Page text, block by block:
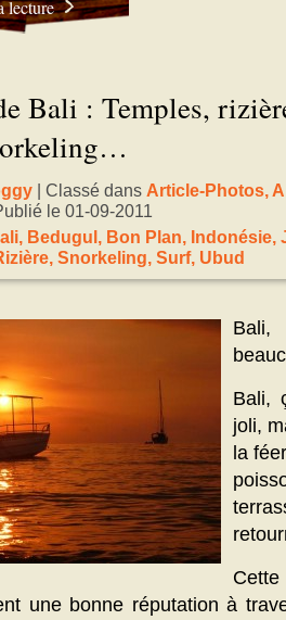
lecture
Bali : Temples,
| Classé dans Article-Photos,
le 01-09-2011
, Bedugul, Bon Plan, Indonésie,
, Snorkeling, Surf, Ubud
Bali,
joli,
la
Cette
une bonne réputation à